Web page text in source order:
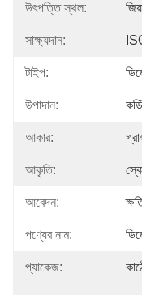
উৎপত্তি স্থল:
সাক্ষ্যদান:
টাইপ:
উপাদান:
আকার:
আকৃতি:
আবেদন:
পণ্যের নাম:
প্যাকেজ: